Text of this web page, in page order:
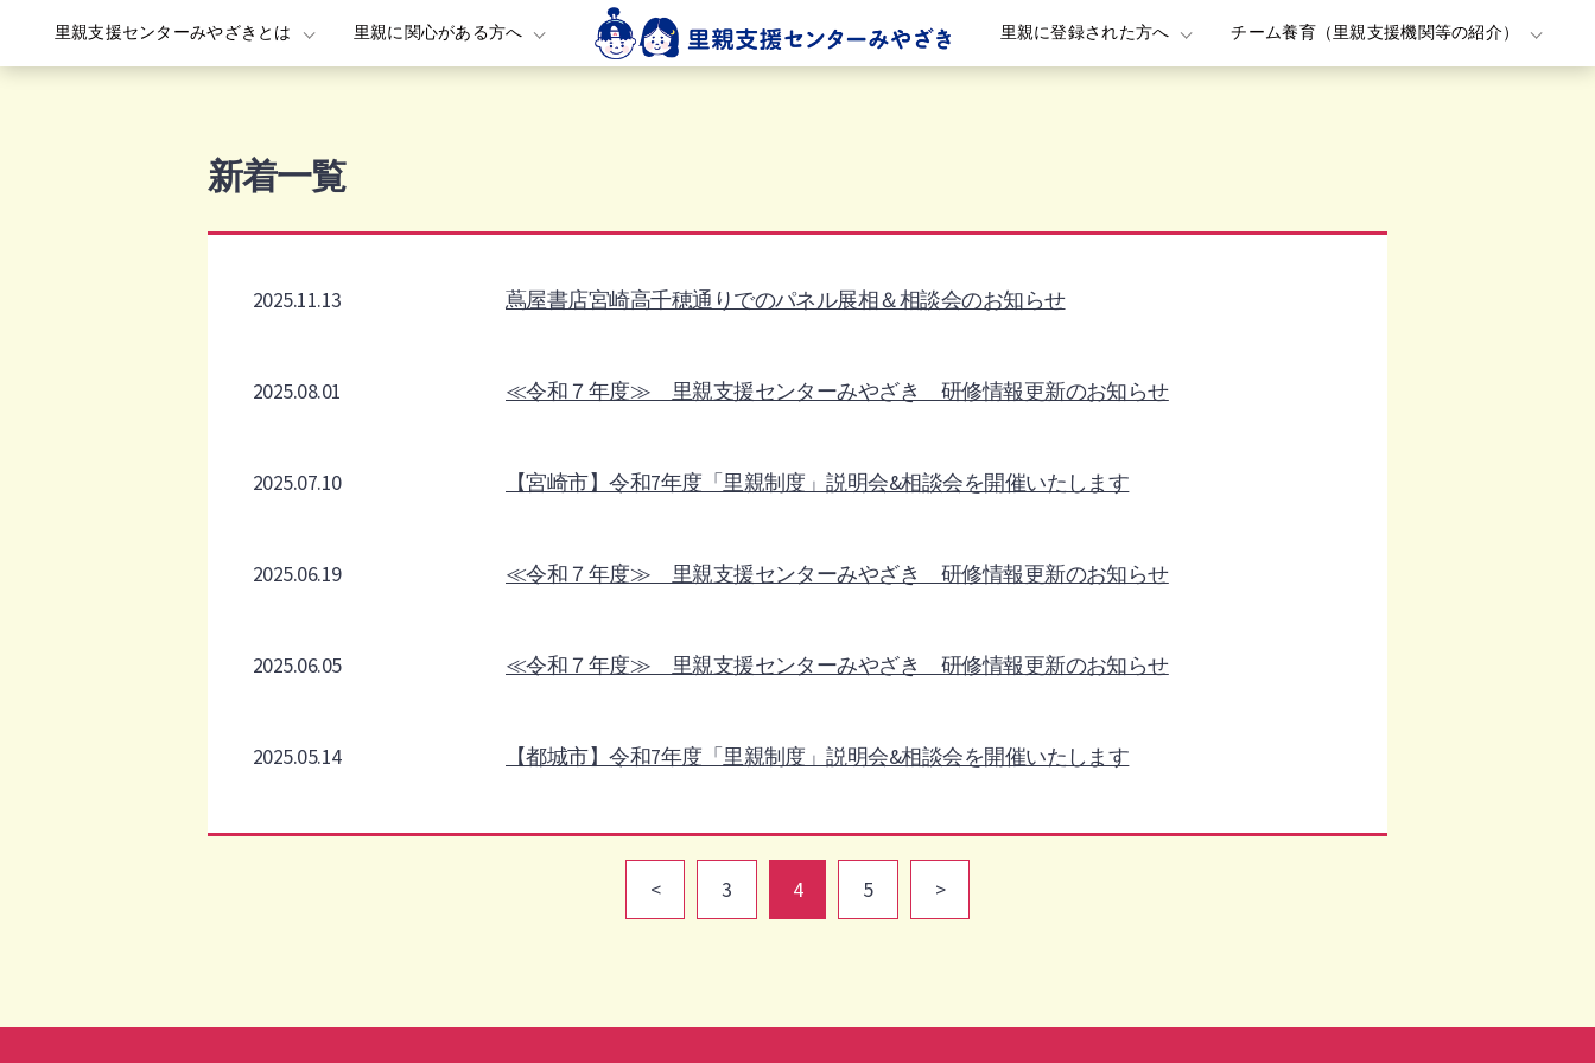
里親支援センターみやざきとは 里親に関心がある方へ 里親に登録された方へ チーム養育（里親支援機関等の紹介）
新着一覧
2025.11.13 蔦屋書店宮崎高千穂通りでのパネル展相＆相談会のお知らせ
2025.08.01 ≪令和７年度≫ 里親支援センターみやざき 研修情報更新のお知らせ
2025.07.10 【宮崎市】令和7年度「里親制度」説明会&相談会を開催いたします
2025.06.19 ≪令和７年度≫ 里親支援センターみやざき 研修情報更新のお知らせ
2025.06.05 ≪令和７年度≫ 里親支援センターみやざき 研修情報更新のお知らせ
2025.05.14 【都城市】令和7年度「里親制度」説明会&相談会を開催いたします
< 3 4 5 >